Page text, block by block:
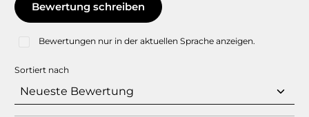
Bewertung schreiben
Bewertungen nur in der aktuellen Sprache anzeigen.
Sortiert nach